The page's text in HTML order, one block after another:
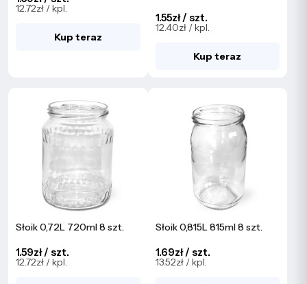
12.72zł / kpl.
Kup teraz
1.55zł / szt.
12.40zł / kpl.
Kup teraz
Słoik 0,72L 720ml 8 szt.
1.59zł / szt.
12.72zł / kpl.
Słoik 0,815L 815ml 8 szt.
1.69zł / szt.
13.52zł / kpl.